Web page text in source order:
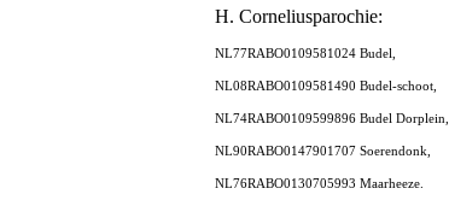
H. Corneliusparochie:
NL77RABO0109581024 Budel,
NL08RABO0109581490 Budel-schoot,
NL74RABO0109599896 Budel Dorplein,
NL90RABO0147901707 Soerendonk,
NL76RABO0130705993 Maarheeze.